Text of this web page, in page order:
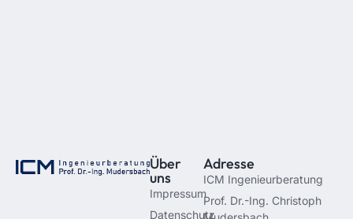
Über
uns
Impressum
Datenschutz
Adresse
ICM Ingenieurberatung
Prof. Dr.-Ing. Christoph